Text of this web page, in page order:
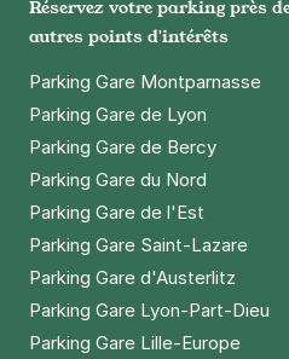
Réservez votre parking près
autres points d'intérêts
Parking Gare Montparnasse
Parking Gare de Lyon
Parking Gare de Bercy
Parking Gare du Nord
Parking Gare de l'Est
Parking Gare Saint-Lazare
Parking Gare d'Austerlitz
Parking Gare Lyon-Part-Dieu
Parking Gare Lille-Europe